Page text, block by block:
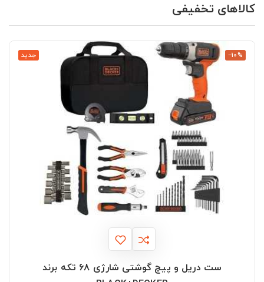
کالاهای تخفیفی
جدید ‎−10%
ست دریل و پیچ گوشتی شارژی 68 تکه برند